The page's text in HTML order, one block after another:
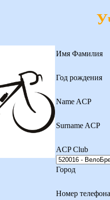
Имя Фамилия
Год рождения
Name ACP
Surname ACP
ACP Club
Город
Номер телефона